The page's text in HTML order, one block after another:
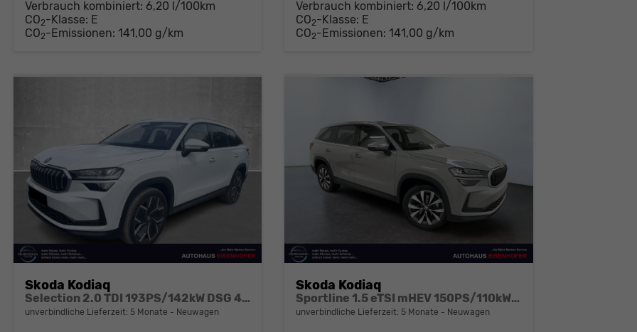
Verbrauch kombiniert: 6,20 l/100km
CO2-Klasse: E
CO2-Emissionen: 141,00 g/km
Verbrauch kombiniert: 6,20 l/100km
CO2-Klasse: E
CO2-Emissionen:141,00 g/km
Skoda Kodiaq
Selection 2.0 TDI 193PS/142kW DSG 4x4 2026
unverbindliche Lieferzeit: 5 Monate Neuwagen
Skoda Kodiaq
Sportline 1.5 eTSI mHEV 150PS/110kW DSG 2026 +CANTON+CONVENIENCE PLUS+PERFORMANCE+AKUSTIK
unverbindliche Lieferzeit: 5 Monate Neuwagen